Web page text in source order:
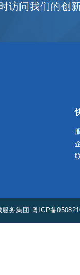
访问我们的创
务集团 粤ICP备